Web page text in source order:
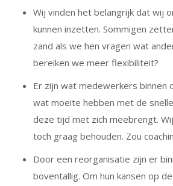
Wij vinden het belangrijk dat wij
kunnen inzetten. Sommigen
zand als we hen vragen wat
bereiken we meer flexibiliteit?
Er zijn wat medewerkers binnen
wat moeite hebben met de
deze tijd met zich meebrengt.
toch graag behouden. Zou
Door een reorganisatie zijn er
boventallig. Om hun kansen op